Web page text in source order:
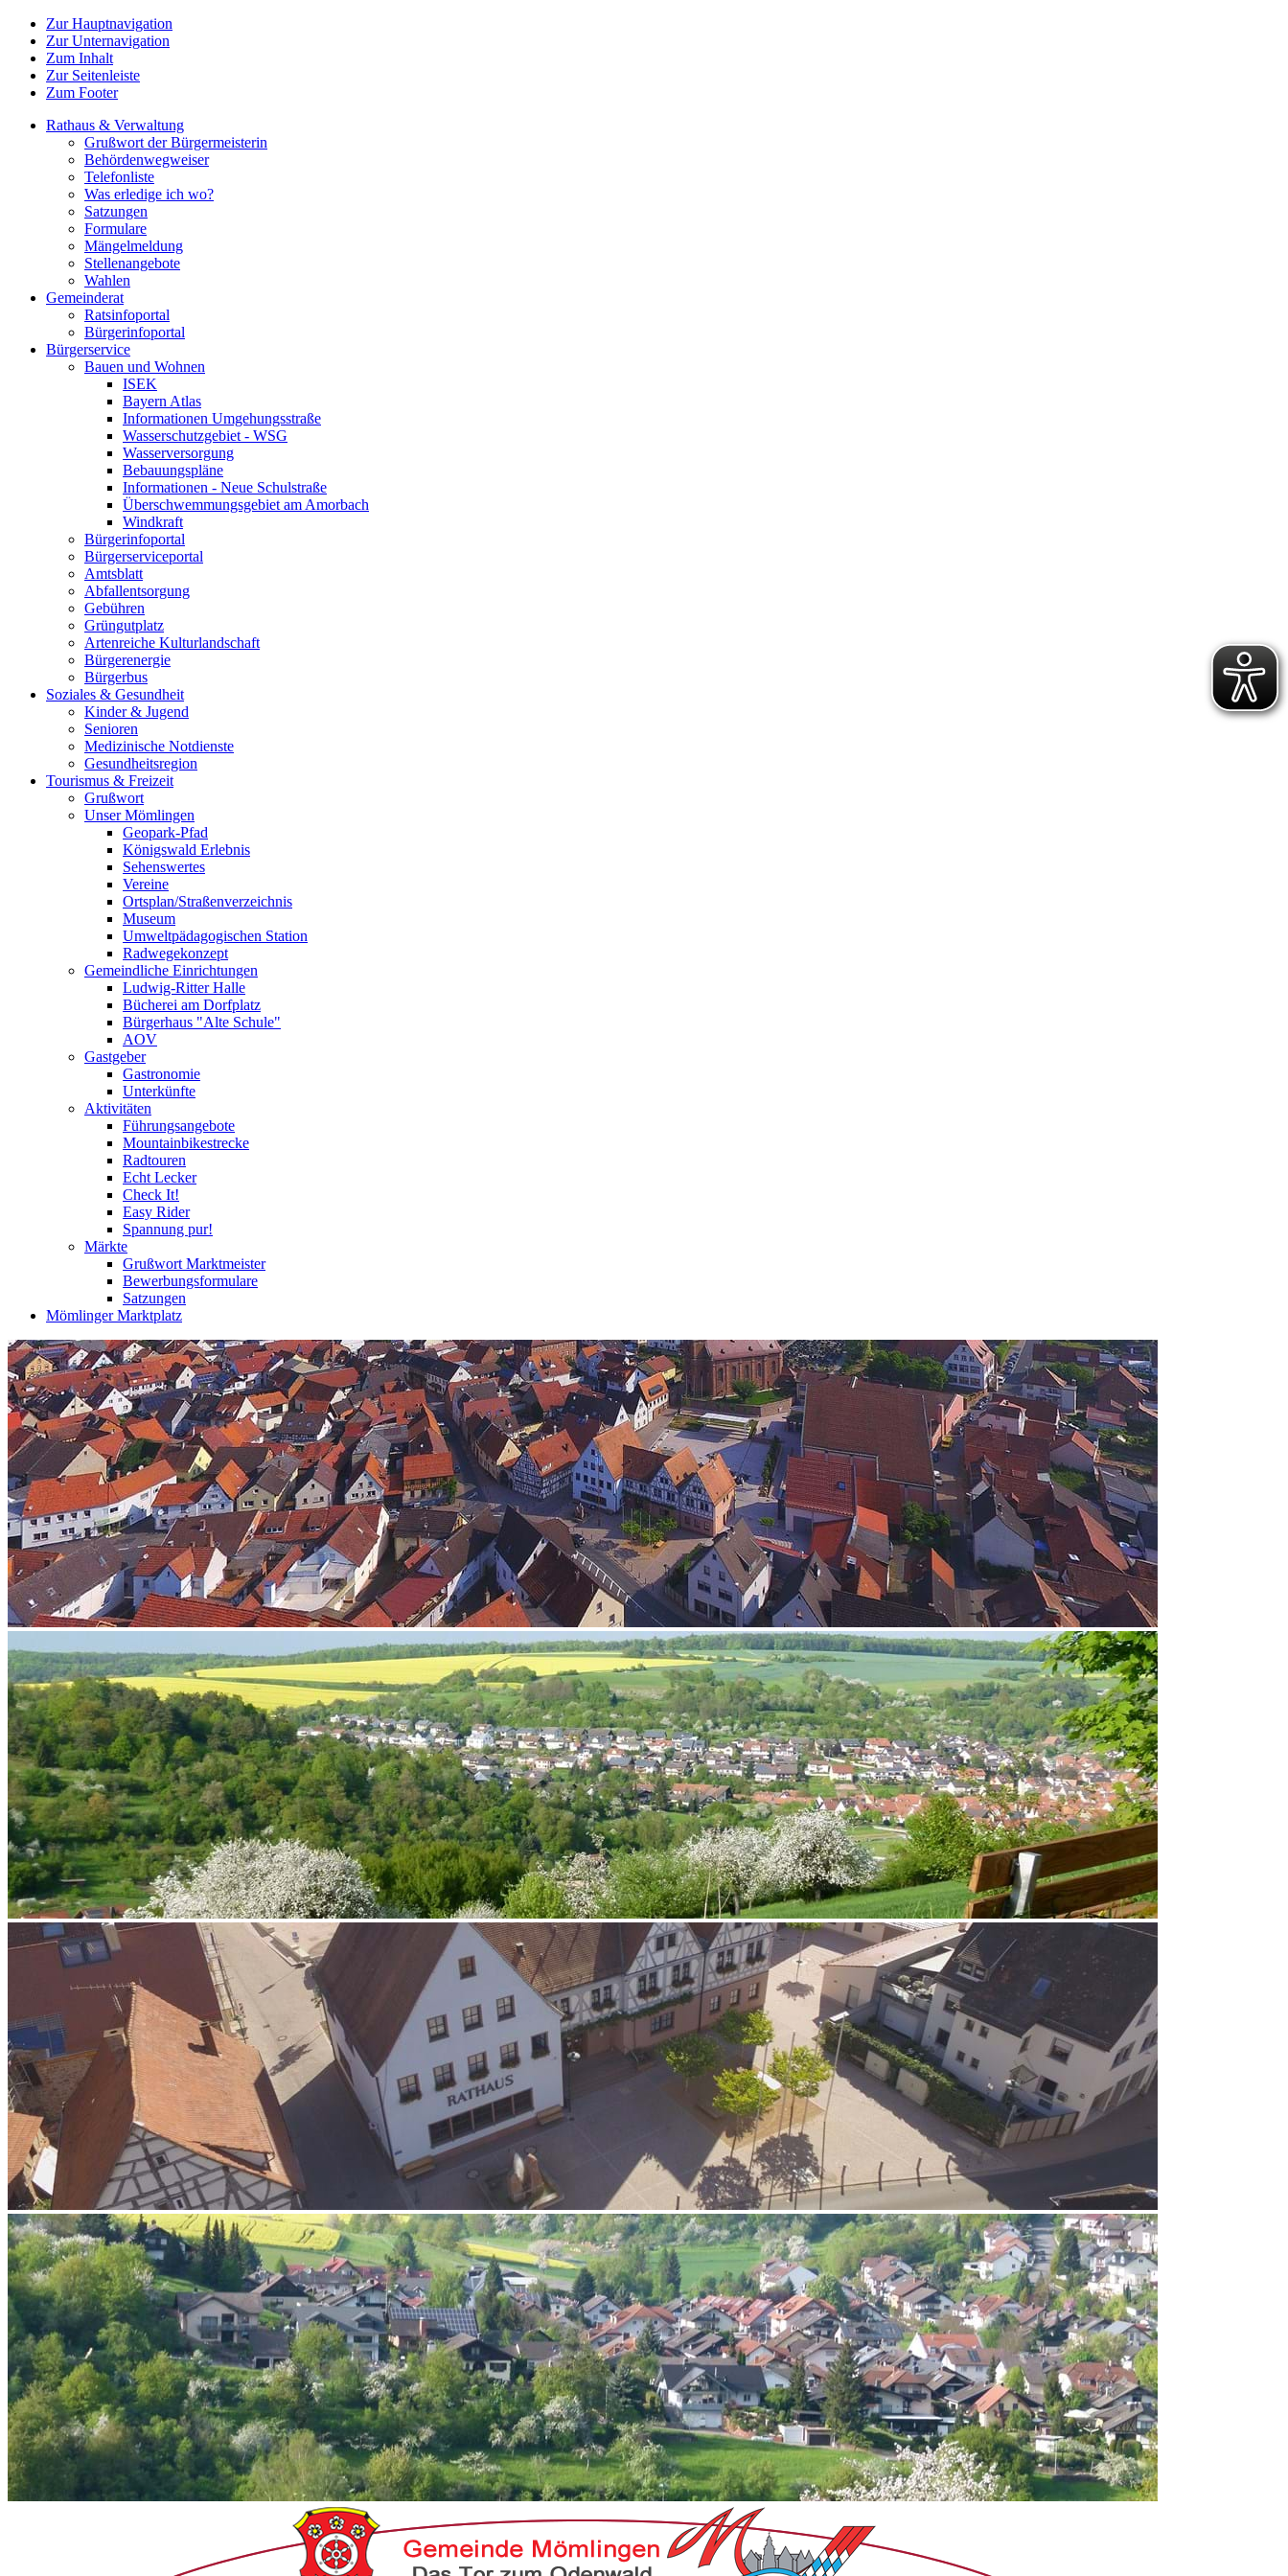
Zur Hauptnavigation
Zur Unternavigation
Zum Inhalt
Zur Seitenleiste
Zum Footer
Rathaus & Verwaltung
Grußwort der Bürgermeisterin
Behördenwegweiser
Telefonliste
Was erledige ich wo?
Satzungen
Formulare
Mängelmeldung
Stellenangebote
Wahlen
Gemeinderat
Ratsinfoportal
Bürgerinfoportal
Bürgerservice
Bauen und Wohnen
ISEK
Bayern Atlas
Informationen Umgehungsstraße
Wasserschutzgebiet - WSG
Wasserversorgung
Bebauungspläne
Informationen - Neue Schulstraße
Überschwemmungsgebiet am Amorbach
Windkraft
Bürgerinfoportal
Bürgerserviceportal
Amtsblatt
Abfallentsorgung
Gebühren
Grüngutplatz
Artenreiche Kulturlandschaft
Bürgerenergie
Bürgerbus
Soziales & Gesundheit
Kinder & Jugend
Senioren
Medizinische Notdienste
Gesundheitsregion
Tourismus & Freizeit
Grußwort
Unser Mömlingen
Geopark-Pfad
Königswald Erlebnis
Sehenswertes
Vereine
Ortsplan/Straßenverzeichnis
Museum
Umweltpädagogischen Station
Radwegekonzept
Gemeindliche Einrichtungen
Ludwig-Ritter Halle
Bücherei am Dorfplatz
Bürgerhaus "Alte Schule"
AOV
Gastgeber
Gastronomie
Unterkünfte
Aktivitäten
Führungsangebote
Mountainbikestrecke
Radtouren
Echt Lecker
Check It!
Easy Rider
Spannung pur!
Märkte
Grußwort Marktmeister
Bewerbungsformulare
Satzungen
Mömlinger Marktplatz